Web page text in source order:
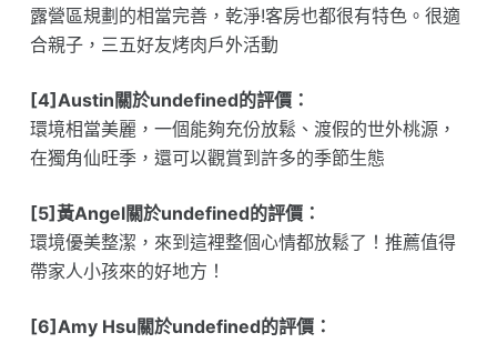
露營區規劃的相當完善，乾淨!客房也都很有特色。很適
合親子，三五好友烤肉戶外活動
[4]Austin關於undefined的評價：
環境相當美麗，一個能夠充份放鬆、渡假的世外桃源，
在獨角仙旺季，還可以觀賞到許多的季節生態
[5]黃Angel關於undefined的評價：
環境優美整潔，來到這裡整個心情都放鬆了！推薦值得
帶家人小孩來的好地方！
[6]Amy Hsu關於undefined的評價：